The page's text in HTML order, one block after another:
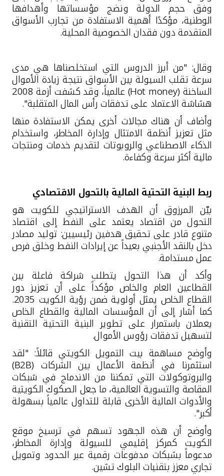
وفق حجم الدولة ونضج مؤسساتها وأهدافها
الوطنية، مؤكدًا أهمية الاستفادة من تجارب الأسواق
المتقدمة دون فقدان الخصوصية المحلية.
وقال: "من أبرز الدروس التي استخلصناها هي مدى
سرعة تقلب السيولة بين الأسواق نتيجة زيادة الأموال
الساخنة (Hot money ) عالمياً، وقد كشفت أزمة 2008
هشاشة الاعتماد على تدفقات رأس المال المتقلبة".
وأضاف أن هناك مجالات أخرى يمكن الاستفادة منها
مثل تعزيز أنظمة الامتثال وإدارة المخاطر، واستخدام
الذكاء الاصطناعي والروبوتات لتقديم خدمات ومنتجات
مالية أكثر سرعة وكفاءة.
ربط البنية التحتية المالية بالتحول الاقتصادي
بيّن المرزوق أن الهدف الاستراتيجي للكويت هو
التحول من اقتصاد يعتمد على النفط إلى اقتصاد
متنوع قادر على تحقيق هدفين رئيسيين: توليد مصادر
دخل بالنقد الأجنبي بعيداً عن إيرادات النفط وخلق فرص
عمل مستدامة.
وأكد أن هذا التحول يتطلب شراكة فاعلة بين
القطاعين العام والخاص مؤكداً على أن تعزيز دور
القطاع الخاص يمثل أولوية ضمن رؤية الكويت 2035.
كما أشارإلى أن المؤسسات المالية والقطاع الخاص
يعملان باستمرار على تطوير البنية التحتية التقنية
لتسهيل تدفقات رؤوس الأموال.
وأوضح مساهمة بيت التمويل الكويتي قائلاً: "لقد
استثمرنا في أنظمة الأعمال بين الشركات(B2B)
والبروتوكولات التي تمكننا من الاندماج في شبكات
المقاصة والتسوية العالمية، ما جعل الصكوك الكويتية
والأدوات المالية الأخرى قابلة للتداول عالمياً بسهولة
أكبر".
وأوضح أن هذه الجهود تسهم في ترسيخ موقع
الكويت كمركز إقليمي للسيولة وإدارة المخاطر،
مدعوماً بشبكات مدفوعات رقمية عبر الحدود وتمويل
تجاري معزز بتقنيات البلوك تشين.